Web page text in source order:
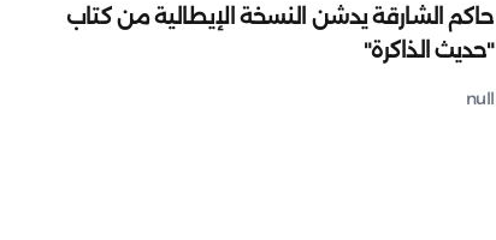
حاكم الشارقة يدشن النسخة الإيطالية من كتاب
"حديث الذاكرة"
null